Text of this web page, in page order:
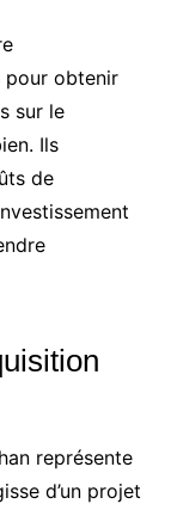
pour obtenir
sur le
Ils
de
représente
d’un projet